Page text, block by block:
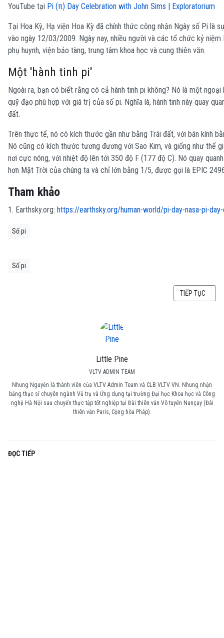
Little Pine
VLTV ADMIN TEAM
Nhung Nguyễn là thành viên của VLTV Admin Team và CLB VLTV VN. Nhung nhận
bằng thạc sĩ chuyên ngành Vũ trụ và Ứng dụng tại trường Đại học Khoa học và Công
nghệ Hà Nội sau chuyến thực tập tốt nghiệp tại Đài thiên văn Vô tuyến Nançay (Đài
thiên văn Paris, Cộng hòa Pháp).
ĐỌC TIẾP
YouTube tại Pi (π) Day Celebration with John Sims | Exploratorium
Tại Hoa Kỳ, Hạ viện Hoa Kỳ đã chính thức công nhận Ngày số Pi là
vào ngày 12/03/2009. Ngày nay, nhiều người và các tổ chức kỷ
phụ huynh, viện bảo tàng, trung tâm khoa học và cung thiên văn.
Một 'hành tinh pi'
Ngoài ra, bạn có biết rằng có cả hành tinh pi không? Nó là một
quỹ đạo phù hợp với giá trị của số pi. Nghĩa là, hành tinh này quay
đất.
Trên thực tế, nó có kích thước gần như bằng Trái đất, với bán kính
Nó cũng có kích thước tương đương với Sao Kim, và giống như thế
nơi cực nóng, với nhiệt độ lên tới 350 độ F (177 độ C). Nó quay
hơn Mặt Trời của chúng ta và chỉ lớn bằng 1/5, được gọi là EPIC
Tham khảo
1. Earthsky.org: https://earthsky.org/human-world/pi-day-nasa-pi-
Số pi
Số pi
BÀI VIẾT KẾ
TIẾP TỤC